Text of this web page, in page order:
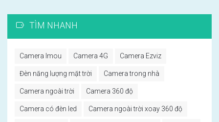
TÌM NHANH
Camera Imou Camera 4G Camera Ezviz
Đèn năng lượng mặt trời Camera trong nhà
Camera ngoài trời Camera 360 độ
Camera có đèn led Camera ngoài trời xoay 360 độ